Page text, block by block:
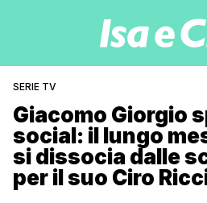
SERIE TV
Giacomo Giorgio
social: il lungo
si dissocia dalle
per il suo Ciro